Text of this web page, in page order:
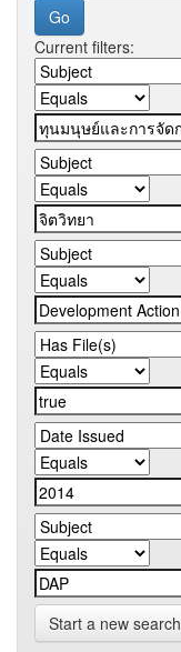
Current filters:
Start a new search